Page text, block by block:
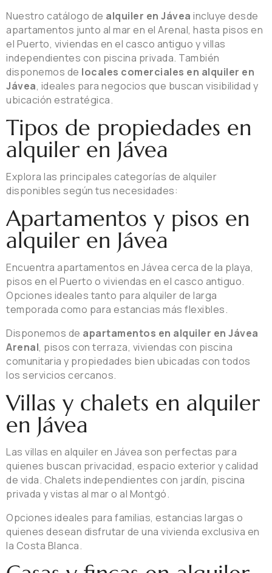
Nuestro catálogo de alquiler en Jávea incluye desde
apartamentos junto al mar en el Arenal, hasta pisos en
el Puerto, viviendas en el casco antiguo y villas
independientes con piscina privada. También
disponemos de locales comerciales en alquiler en
Jávea, ideales para negocios que buscan visibilidad y
ubicación estratégica.
Tipos de propiedades en
alquiler en Jávea
Explora las principales categorías de alquiler
disponibles según tus necesidades:
Apartamentos y pisos en
alquiler en Jávea
Encuentra apartamentos en Jávea cerca de la playa,
pisos en el Puerto o viviendas en el casco antiguo.
Opciones ideales tanto para alquiler de larga
temporada como para estancias más flexibles.
Disponemos de apartamentos en alquiler en Jávea
Arenal, pisos con terraza, viviendas con piscina
comunitaria y propiedades bien ubicadas con todos
los servicios cercanos.
Villas y chalets en alquiler
en Jávea
Las villas en alquiler en Jávea son perfectas para
quienes buscan privacidad, espacio exterior y calidad
de vida. Chalets independientes con jardín, piscina
privada y vistas al mar o al Montgó.
Opciones ideales para familias, estancias largas o
quienes desean disfrutar de una vivienda exclusiva en
la Costa Blanca.